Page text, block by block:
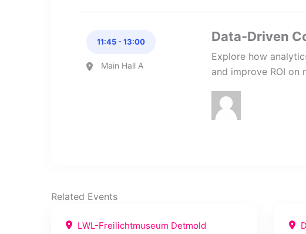
11:45 - 13:00
Main Hall A
Data-Driven
Explore how
and improve ROI on
Related Events
LWL-Freilichtmuseum Detmold